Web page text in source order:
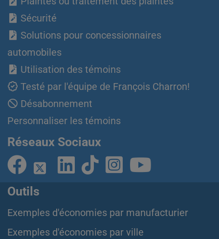
Sécurité
Solutions pour concessionnaires
automobiles
Utilisation des témoins
Testé par l'équipe de François Charron!
Désabonnement
Personnaliser les témoins
Réseaux Sociaux
Outils
Exemples d'économies par manufacturier
Exemples d'économies par ville